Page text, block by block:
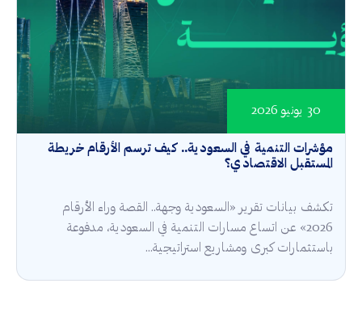
مؤشرات التنمية في السعودية.. كيف ترسم الأرقام خريطة
المستقبل الاقتصادي؟
30 يونيو 2026
تكشف بيانات تقرير «السعودية وجهة.. القصة وراء الأرقام
2026» عن اتساع مسارات التنمية في السعودية، مدفوعة
باستثمارات كبرى ومشاريع استراتيجية...